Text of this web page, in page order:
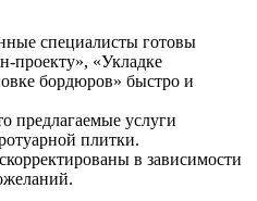
специалисты готовы
проекту», «Укладке
бордюров» быстро и
предлагаемые услуги
плитки.
в зависимости